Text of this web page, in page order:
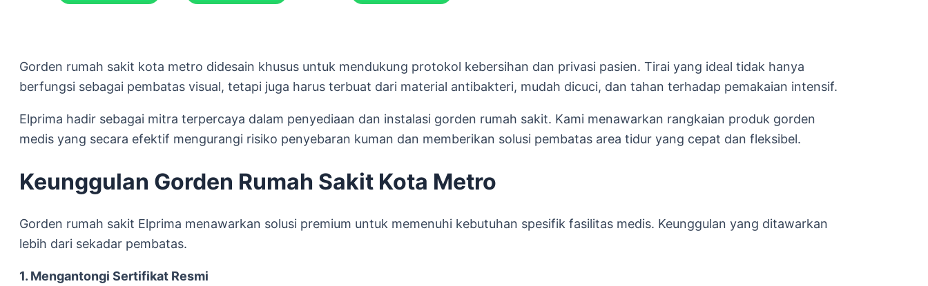
Gorden rumah sakit kota metro didesain khusus untuk mendukung protokol kebersihan dan privasi pasien. Tirai yang ideal tidak hanya
berfungsi sebagai pembatas visual, tetapi juga harus terbuat dari material antibakteri, mudah dicuci, dan tahan terhadap pemakaian intensif.
Elprima hadir sebagai mitra terpercaya dalam penyediaan dan instalasi gorden rumah sakit. Kami menawarkan rangkaian produk gorden
medis yang secara efektif mengurangi risiko penyebaran kuman dan memberikan solusi pembatas area tidur yang cepat dan fleksibel.
Keunggulan Gorden Rumah Sakit Kota Metro
Gorden rumah sakit Elprima menawarkan solusi premium untuk memenuhi kebutuhan spesifik fasilitas medis. Keunggulan yang ditawarkan
lebih dari sekadar pembatas.
1. Mengantongi Sertifikat Resmi